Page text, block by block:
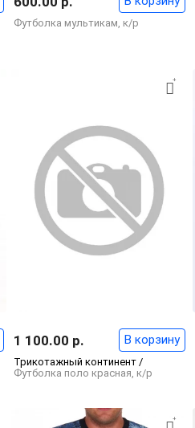
Футболка мультикам, к/р
Трикотажный континент /
Футболка поло красная, к/р
1 100.00 р. В корзину